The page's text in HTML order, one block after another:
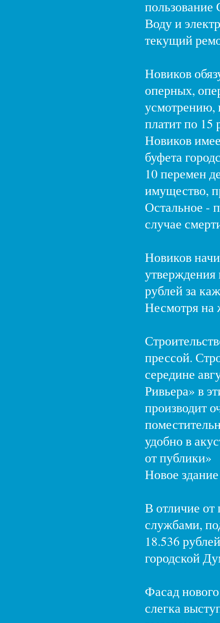
пользование
Воду и
текущий
Новиков
оперных,
усмотрению,
платит по 15
Новиков
буфета
10 перемен
имущество,
Остальное -
случае
Новиков
утверждения
рублей за
Несмотря на
прессой.
середине
Ривьера» в
производит
удобно в
от публики»
Новое
В отличие
службами,
18.536
городской
Фасад
слегка